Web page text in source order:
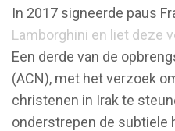
In 2017 signeerde paus
Lamborghini en liet deze
Een derde van de
(ACN), met het verzoek
christenen in Irak te
onderstrepen de subtiele